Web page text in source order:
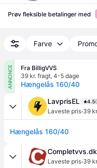
Prøv fleksible betalinger med
Farve
ANNONCE
Fra BilligVVS
39 kr. fragt, 4-5 dage
Hængelås 160/40
LavprisEL 4.5
Laveste pris·39
Hængelås 160/40
Completvvs.dk
Laveste pris·39